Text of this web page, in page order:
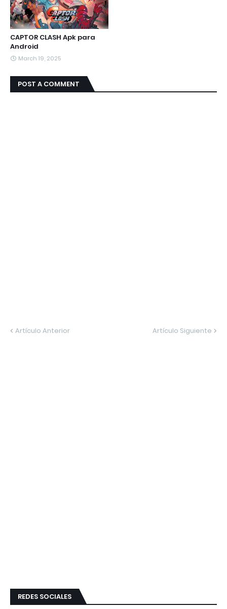
CAPTOR CLASH Apk para
Android
March 19, 2025
POST A COMMENT
Artículo Anterior Artículo Siguiente
REDES SOCIALES